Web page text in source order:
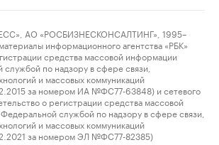
АО «РОСБИЗНЕСКОНСАЛТИНГ», 1995–
информационного агентства «РБК»
средства массовой информации
по надзору в сфере связи,
и массовых коммуникаций
за номером ИА №ФС77-63848) и сетевого
о регистрации средства массовой
службой по надзору в сфере связи,
и массовых коммуникаций
за номером ЭЛ №ФС77-82385)